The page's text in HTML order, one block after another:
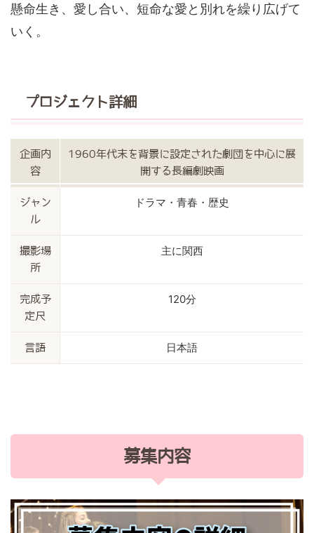
懸命生き、愛し合い、短命な愛と別れを繰り広げて
いく。
プロジェクト詳細
企画内
容
1960年代末を背景に設定された劇団を中心に展
開する長編劇映画
ジャン
ル
ドラマ・青春・歴史
撮影場
所
主に関西
完成予
定尺
120分
言語 日本語
募集内容